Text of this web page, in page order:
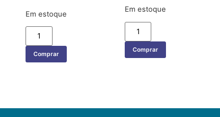
Em estoque
Comprar
Em estoque
Comprar